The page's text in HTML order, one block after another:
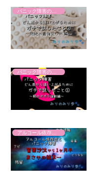
パニック障害のこと
パニック障害のこと
アルコール依存症のこと